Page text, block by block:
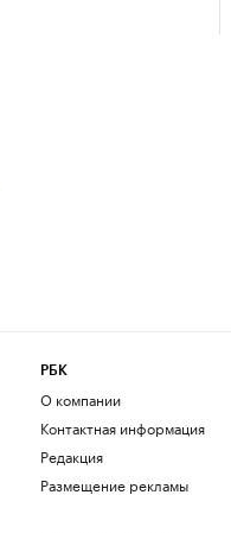
РБК
О компании
Контактная информация
Редакция
Размещение рекламы